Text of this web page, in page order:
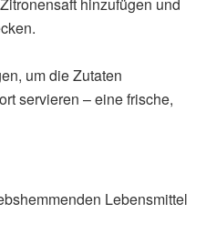
um die Zutaten
servieren – eine frische,
Lebensmittel